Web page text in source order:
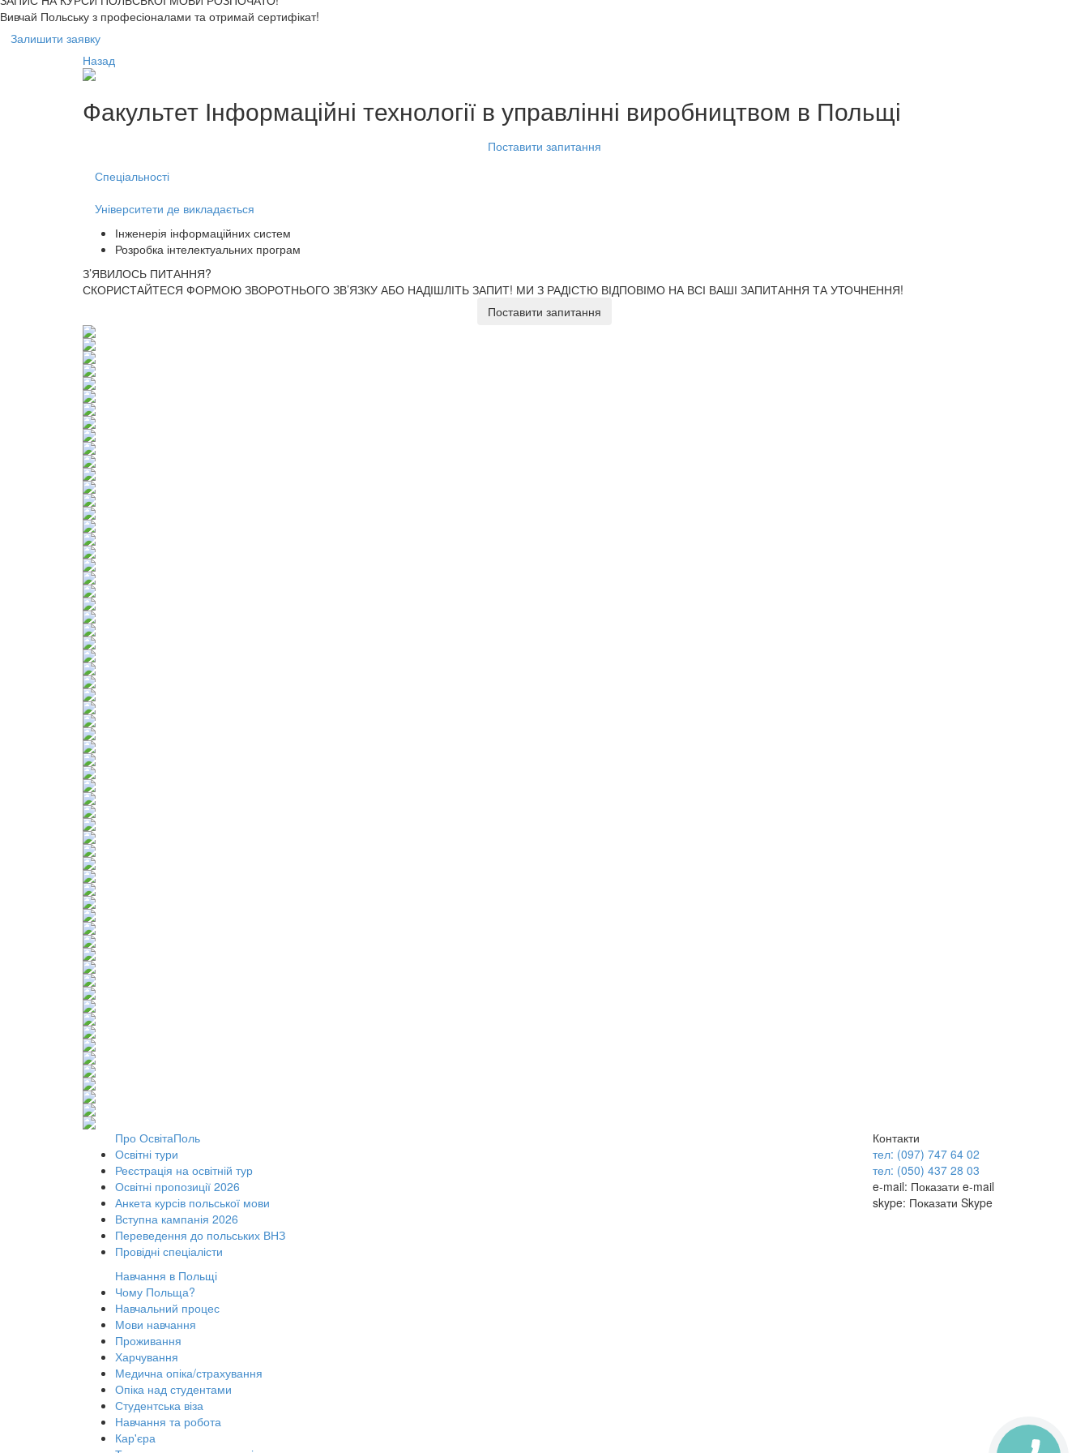
Вивчай Польську з професіоналами та отримай сертифікат!
Залишити заявку
Назад
Факультет Інформаційні технології в управлінні виробництвом в Польщі
Поставити запитання
Спеціальності
Університети де викладається
Інженерія інформаційних систем
Розробка інтелектуальних програм
З’ЯВИЛОСЬ ПИТАННЯ?
СКОРИСТАЙТЕСЯ ФОРМОЮ ЗВОРОТНЬОГО ЗВ’ЯЗКУ АБО НАДІШЛІТЬ ЗАПИТ! МИ З РАДІСТЮ ВІДПОВІМО НА ВСІ ВАШІ ЗАПИТАННЯ ТА УТОЧНЕННЯ!
Поставити запитання
Про ОсвітаПоль
Освітні тури
Реєстрація на освітній тур
Освітні пропозиції 2026
Анкета курсів польської мови
Вступна кампанія 2026
Переведення до польських ВНЗ
Провідні спеціалісти
Навчання в Польщі
Чому Польща?
Навчальний процес
Мови навчання
Проживання
Харчування
Медична опіка/страхування
Опіка над студентами
Студентська віза
Навчання та робота
Кар'єра
Контакти
тел: (097) 747 64 02
тел: (050) 437 28 03
e-mail: Показати e-mail
skype: Показати Skype